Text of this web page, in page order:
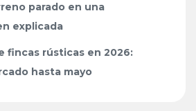
parado en una
explicada
fincas rústicas en 2026:
hasta mayo